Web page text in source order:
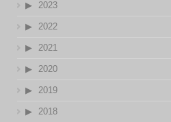
2023
2022
2021
2020
2019
2018